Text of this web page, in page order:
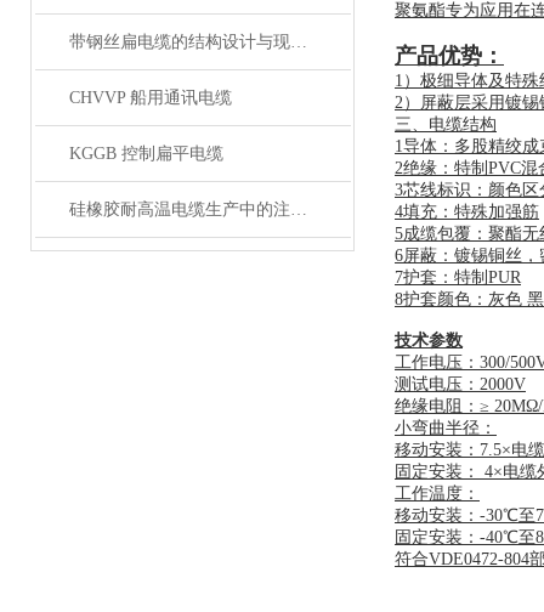
带钢丝扁电缆的结构设计与现场安装维修注意事项
CHVVP 船用通讯电缆
KGGB 控制扁平电缆
硅橡胶耐高温电缆生产中的注意事项
聚氨酯专为应用在
产品优势：
1）极细导体及特
2）屏蔽层采用镀
三、电缆结构
1导体：多股精绞
2绝缘：特制PVC混
3芯线标识：颜色
4填充：特殊加强筋
5成缆包覆：聚酯无
6屏蔽：镀锡铜丝，
7护套：特制PUR
8护套颜色：灰色
技术参数
工作电压：300/
测试电压：2000V
绝缘电阻：≥
小弯曲半径：
移动安装：7.5×电
固定安装： 4×电缆
工作温度：
移动安装：-30℃至
固定安装：-40℃至
符合VDE0472-804